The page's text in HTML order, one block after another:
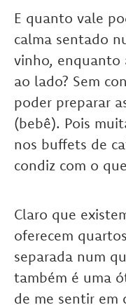
E quanto vale
calma sentado
vinho, enquanto
ao lado? Sem
poder preparar
(bebê). Pois
nos buffets de
condiz com o
Claro que
oferecem
separada num
também é uma
de me sentir em